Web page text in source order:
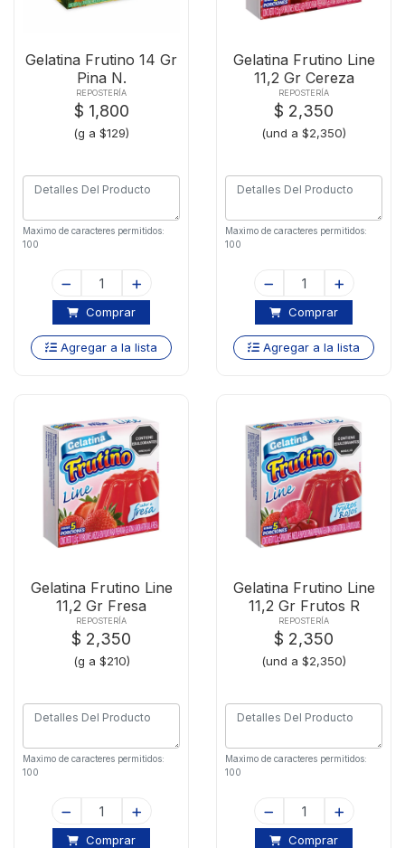
Gelatina Frutino 14 Gr
Pina N.
REPOSTERÍA
$ 1,800
(g a $129)
Maximo de caracteres permitidos:
100
Comprar
Agregar a la lista
Gelatina Frutino Line
11,2 Gr Cereza
REPOSTERÍA
$ 2,350
(und a $2,350)
Maximo de caracteres permitidos:
100
Comprar
Agregar a la lista
Gelatina Frutino Line
11,2 Gr Fresa
REPOSTERÍA
$ 2,350
(g a $210)
Maximo de caracteres permitidos:
100
Comprar
Gelatina Frutino Line
11,2 Gr Frutos R
REPOSTERÍA
$ 2,350
(und a $2,350)
Maximo de caracteres permitidos:
100
Comprar